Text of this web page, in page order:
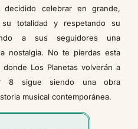
celebrar en grande,
totalidad y respetando su
a sus seguidores una
nostalgia. No te pierdas esta
Los Planetas volverán a
8 sigue siendo una obra
musical contemporánea.